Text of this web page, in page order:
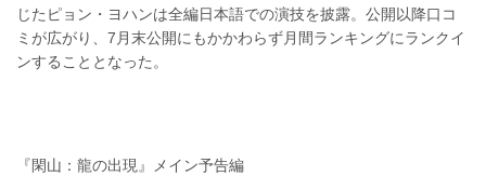
じたピョン・ヨハンは全編日本語での演技を披露。公開以降口コ
ミが広がり、7月末公開にもかかわらず月間ランキングにランクイ
ンすることとなった。
『閑山：龍の出現』メイン予告編